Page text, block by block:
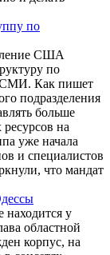
по
США
по
СМИ. Как пишет
подразделения
больше
на
уже начала
и специалистов
что мандат
находится у
областной
корпус, на